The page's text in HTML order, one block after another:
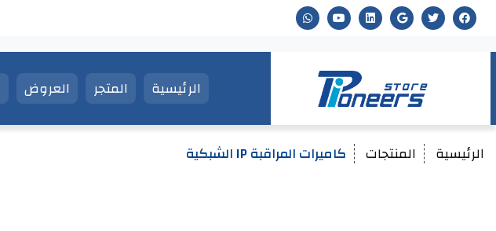
الرئيسية المتجر العروض
الرئيسية المنتجات كاميرات المراقبة IP الشبكية